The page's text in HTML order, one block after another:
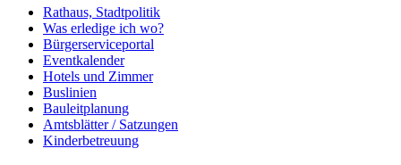
Rathaus, Stadtpolitik
Was erledige ich wo?
Bürgerserviceportal
Eventkalender
Hotels und Zimmer
Buslinien
Bauleitplanung
Amtsblätter / Satzungen
Kinderbetreuung